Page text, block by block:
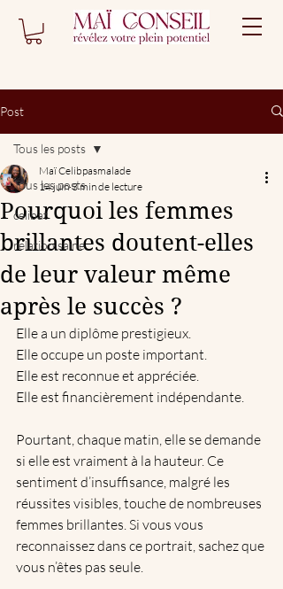
Post
Tous les posts
celibat
relation saine
Tous les posts
Pourquoi les femmes
brillantes doutent-elles
de leur valeur même
après le succès ?
Maï Celibpasmalade
14 juin 3 min de lecture
Elle a un diplôme prestigieux.
Elle occupe un poste important.
Elle est reconnue et appréciée.
Elle est financièrement indépendante.
Pourtant, chaque matin, elle se demande
si elle est vraiment à la hauteur. Ce
sentiment d’insuffisance, malgré les
réussites visibles, touche de nombreuses
femmes brillantes. Si vous vous
reconnaissez dans ce portrait, sachez que
vous n’êtes pas seule.